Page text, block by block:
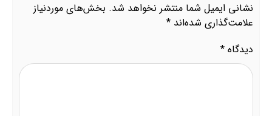
نشانی ایمیل شما منتشر نخواهد شد. بخش‌های موردنیاز
علامت‌گذاری شده‌اند *
دیدگاه *